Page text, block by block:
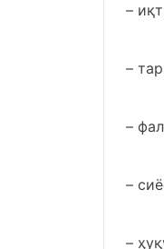
–
–
–
–
–